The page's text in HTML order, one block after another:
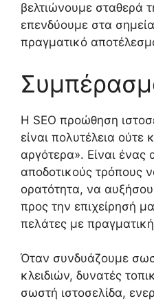
βελτιώνουμε σταθερά
επενδύουμε στα
πραγματικό
Η SEO προώθηση
είναι πολυτέλεια ούτε
αργότερα». Είναι ένας
αποδοτικούς τρόπους
ορατότητα, να
προς την επιχείρησή
πελάτες με
Όταν συνδυάζουμε
κλειδιών, δυνατές
σωστή ιστοσελίδα,